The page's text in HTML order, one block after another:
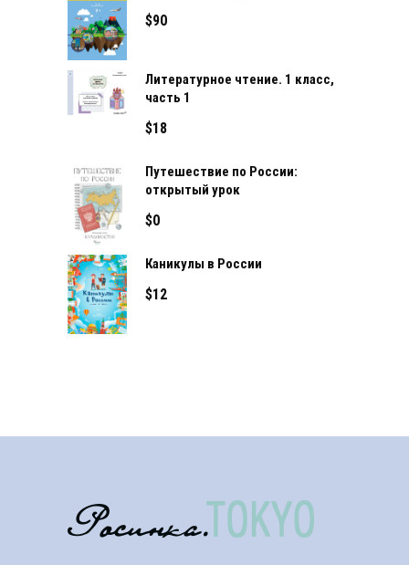
$90
Литературное чтение. 1 класс,
часть 1
$18
Путешествие по России:
открытый урок
$0
Каникулы в России
$12